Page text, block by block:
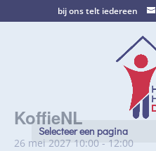
bij ons telt iedereen
Selecteer een pagina
KoffieNL
26 mei 2027 10:00 - 12:00